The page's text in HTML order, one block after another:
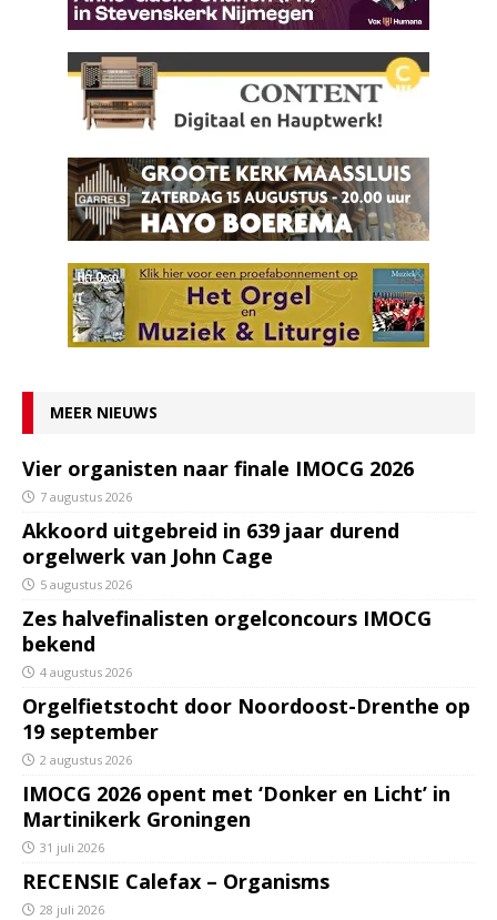
MEER NIEUWS
Vier organisten naar finale IMOCG 2026
7 augustus 2026
Akkoord uitgebreid in 639 jaar durend
orgelwerk van John Cage
5 augustus 2026
Zes halvefinalisten orgelconcours IMOCG
bekend
4 augustus 2026
Orgelfietstocht door Noordoost-Drenthe op
19 september
2 augustus 2026
IMOCG 2026 opent met ‘Donker en Licht’ in
Martinikerk Groningen
31 juli 2026
RECENSIE Calefax – Organisms
28 juli 2026